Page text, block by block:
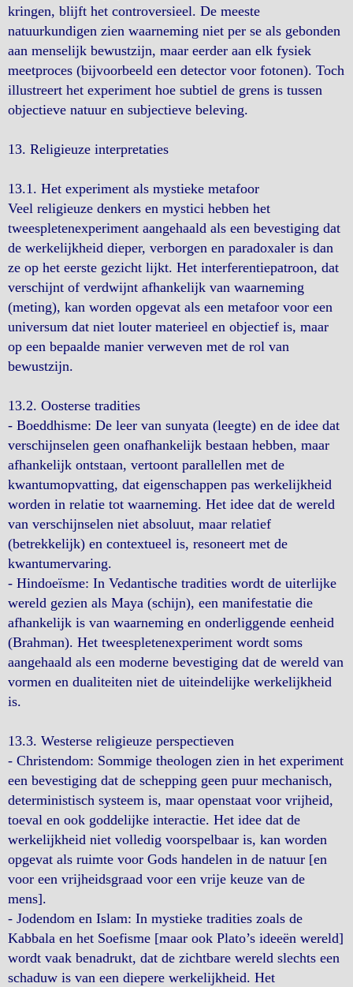
kringen, blijft het controversieel. De meeste
natuurkundigen zien waarneming niet per se als gebonden
aan menselijk bewustzijn, maar eerder aan elk fysiek
meetproces (bijvoorbeeld een detector voor fotonen). Toch
illustreert het experiment hoe subtiel de grens is tussen
objectieve natuur en subjectieve beleving.
13. Religieuze interpretaties
13.1. Het experiment als mystieke metafoor
Veel religieuze denkers en mystici hebben het
tweespletenexperiment aangehaald als een bevestiging dat
de werkelijkheid dieper, verborgen en paradoxaler is dan
ze op het eerste gezicht lijkt. Het interferentiepatroon, dat
verschijnt of verdwijnt afhankelijk van waarneming
(meting), kan worden opgevat als een metafoor voor een
universum dat niet louter materieel en objectief is, maar
op een bepaalde manier verweven met de rol van
bewustzijn.
13.2. Oosterse tradities
- Boeddhisme: De leer van sunyata (leegte) en de idee dat
verschijnselen geen onafhankelijk bestaan hebben, maar
afhankelijk ontstaan, vertoont parallellen met de
kwantumopvatting, dat eigenschappen pas werkelijkheid
worden in relatie tot waarneming. Het idee dat de wereld
van verschijnselen niet absoluut, maar relatief
(betrekkelijk) en contextueel is, resoneert met de
kwantumervaring.
- Hindoeïsme: In Vedantische tradities wordt de uiterlijke
wereld gezien als Maya (schijn), een manifestatie die
afhankelijk is van waarneming en onderliggende eenheid
(Brahman). Het tweespletenexperiment wordt soms
aangehaald als een moderne bevestiging dat de wereld van
vormen en dualiteiten niet de uiteindelijke werkelijkheid
is.
13.3. Westerse religieuze perspectieven
- Christendom: Sommige theologen zien in het experiment
een bevestiging dat de schepping geen puur mechanisch,
deterministisch systeem is, maar openstaat voor vrijheid,
toeval en ook goddelijke interactie. Het idee dat de
werkelijkheid niet volledig voorspelbaar is, kan worden
opgevat als ruimte voor Gods handelen in de natuur [en
voor een vrijheidsgraad voor een vrije keuze van de
mens].
- Jodendom en Islam: In mystieke tradities zoals de
Kabbala en het Soefisme [maar ook Plato’s ideeën wereld]
wordt vaak benadrukt, dat de zichtbare wereld slechts een
schaduw is van een diepere werkelijkheid. Het